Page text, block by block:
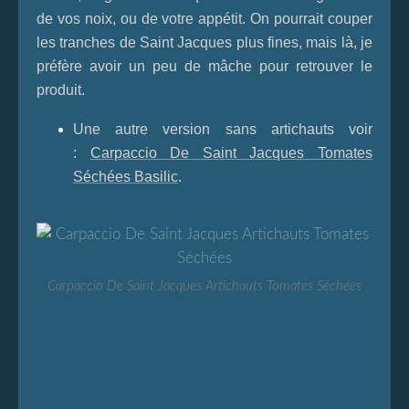
de vos noix, ou de votre appétit. On pourrait couper
les tranches de Saint Jacques plus fines, mais là, je
préfère avoir un peu de mâche pour retrouver le
produit.
Une autre version sans artichauts voir
: Carpaccio De Saint Jacques Tomates
Séchées Basilic.
Carpaccio De Saint Jacques Artichauts Tomates Séchées